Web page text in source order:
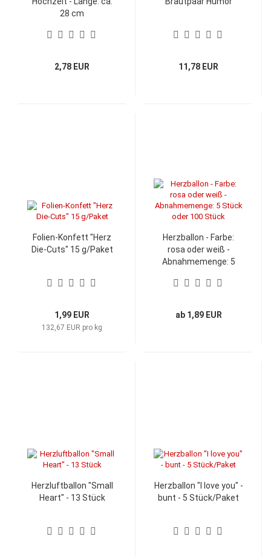
28 cm
2,78 EUR 11,78 EUR
Folien-Konfett "Herz
Die-Cuts" 15 g/Paket
1,99 EUR
132,67 EUR pro kg
Herzballon - Farbe:
rosa oder weiß -
Abnahmemenge: 5
ab 1,89 EUR
Herzluftballon "Small
Heart" - 13 Stück
Herzballon "I love you" -
bunt - 5 Stück/Paket